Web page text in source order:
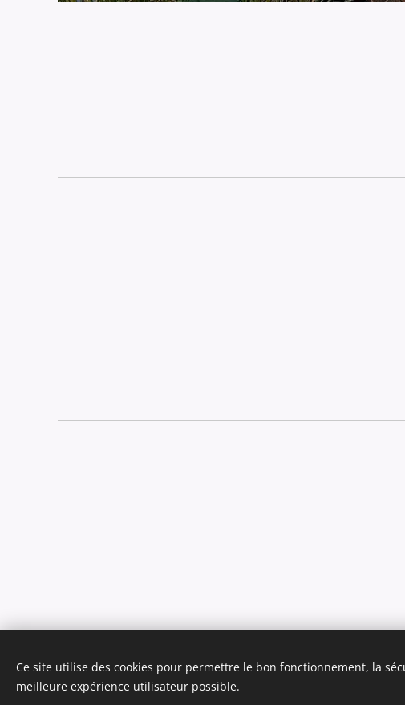
T.TRA-BOAT, Tous droits réservés 2018
Optimisé parWebnode Cookies
Ce site utilise des cookies pour permettre le bon fonctionnement, la
meilleure expérience utilisateur possible.